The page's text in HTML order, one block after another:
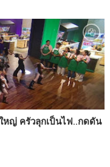
หญ่ ครัวลุกเป็นไฟ..กดดัน